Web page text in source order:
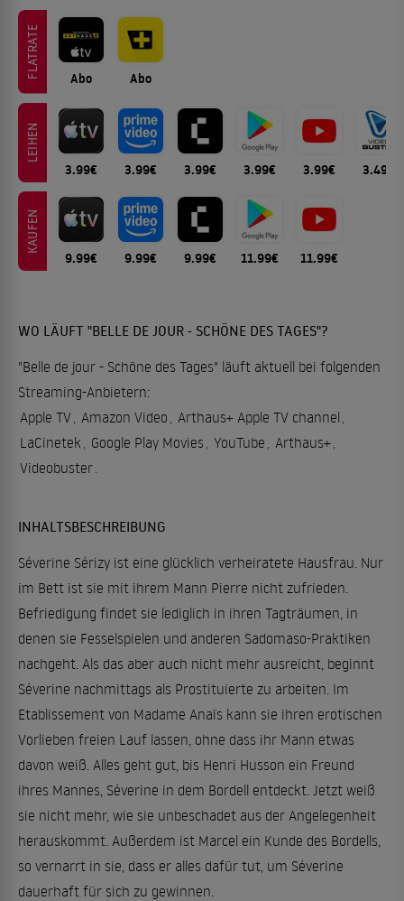
FLATRATE Abo Abo
LEIHEN
3.99€ 3.99€ 3.99€ 3.99€ 3.99€ 3.49€
KAUFEN
9.99€ 9.99€ 9.99€ 11.99€ 11.99€
WO LÄUFT "BELLE DE JOUR - SCHÖNE DES TAGES"?
"Belle de jour - Schöne des Tages" läuft aktuell bei folgenden
Streaming-Anbietern:
Apple TV Amazon Video Arthaus+ Apple TV channel
LaCinetek
Google Play Movies YouTube Arthaus+
Videobuster
INHALTSBESCHREIBUNG
Séverine Sérizy ist eine glücklich verheiratete Hausfrau. Nur
im Bett ist sie mit ihrem Mann Pierre nicht zufrieden.
Befriedigung findet sie lediglich in ihren Tagträumen, in
denen sie Fesselspielen und anderen Sadomaso-Praktiken
nachgeht. Als das aber auch nicht mehr ausreicht, beginnt
Séverine nachmittags als Prostituierte zu arbeiten. Im
Etablissement von Madame Anaïs kann sie ihren erotischen
Vorlieben freien Lauf lassen, ohne dass ihr Mann etwas
davon weiß. Alles geht gut, bis Henri Husson ein Freund
ihres Mannes, Séverine in dem Bordell entdeckt. Jetzt weiß
sie nicht mehr, wie sie unbeschadet aus der Angelegenheit
herauskommt. Außerdem ist Marcel ein Kunde des Bordells,
so vernarrt in sie, dass er alles dafür tut, um Séverine
dauerhaft für sich zu gewinnen.